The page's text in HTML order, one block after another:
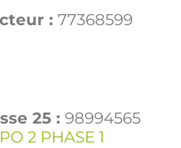
: 77368599
25 : 98994565
2 PHASE 1